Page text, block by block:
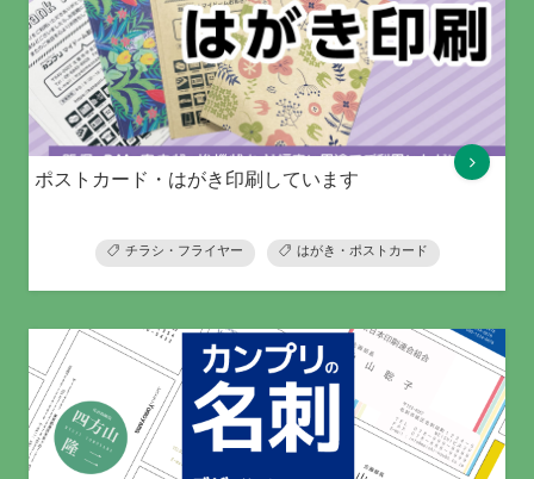
ポストカード・はがき印刷しています
チラシ・フライヤー はがき・ポストカード